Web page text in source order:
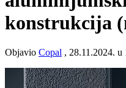
konstrukcija
Objavio Copal , 28.11.2024. u